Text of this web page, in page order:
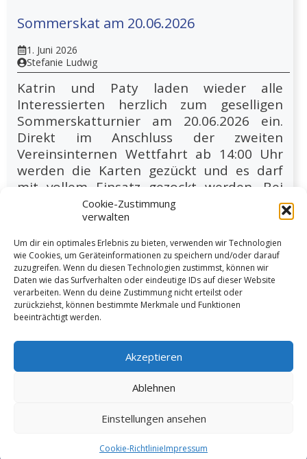
Cookie-Zustimmung
verwalten
Um dir ein optimales Erlebnis zu bieten, verwenden wir Technologien
wie Cookies, um Geräteinformationen zu speichern und/oder darauf
zuzugreifen. Wenn du diesen Technologien zustimmst, können wir
Daten wie das Surfverhalten oder eindeutige IDs auf dieser Website
verarbeiten. Wenn du deine Zustimmung nicht erteilst oder
zurückziehst, können bestimmte Merkmale und Funktionen
beeinträchtigt werden.
Akzeptieren
Ablehnen
Einstellungen ansehen
Cookie-RichtlinieImpressum
Sommerskat am 20.06.2026
1. Juni 2026
Stefanie Ludwig
Katrin und Paty laden wieder alle
Interessierten herzlich zum geselligen
Sommerskatturnier am 20.06.2026 ein.
Direkt im Anschluss der zweiten
Vereinsinternen Wettfahrt ab 14:00 Uhr
werden die Karten gezückt und es darf
mit vollem Einsatz gezockt werden. Bei
Interesse tragt euch bitte rechtzeitig bis
zum 14.06.2026 in die Meldeliste im
Sanitärtrakt ein oder sendet Paty per
Email eine kurze Nachricht.
Weiter lesen
…
© 2026 VSW Segeln -Impressum